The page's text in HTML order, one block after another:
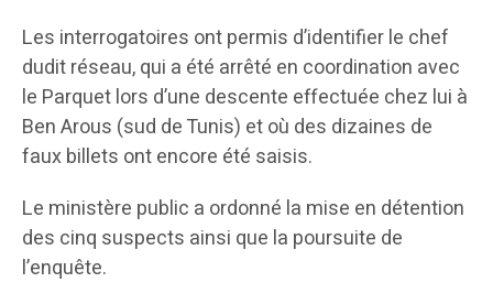
Les interrogatoires ont permis d’identifier le chef
dudit réseau, qui a été arrêté en coordination avec
le Parquet lors d’une descente effectuée chez lui à
Ben Arous (sud de Tunis) et où des dizaines de
faux billets ont encore été saisis.
Le ministère public a ordonné la mise en détention
des cinq suspects ainsi que la poursuite de
l’enquête.